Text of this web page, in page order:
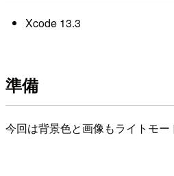
Xcode 13.3
準備
今回は背景色と画像もライトモー